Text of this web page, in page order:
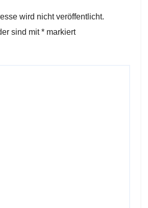
wird nicht veröffentlicht.
sind mit* markiert